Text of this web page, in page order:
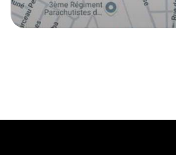
« Danse Sportive Studio »
Chez Ecole de Danse Couffignal